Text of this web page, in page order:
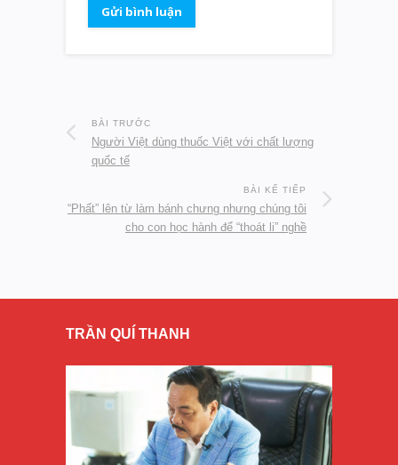
BÀI TRƯỚC
Người Việt dùng thuốc Việt với chất lượng
quốc tế
BÀI KẾ TIẾP
“Phất” lên từ làm bánh chưng nhưng chúng tôi
cho con học hành để “thoát li” nghề
TRẦN QUÍ THANH